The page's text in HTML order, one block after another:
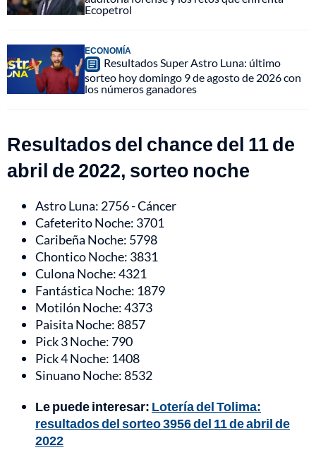
Ecopetrol
ECONOMÍA
Resultados Super Astro Luna: último
sorteo hoy domingo 9 de agosto de 2026 con
los números ganadores
Resultados del chance del 11 de
abril de 2022, sorteo noche
Astro Luna: 2756 - Cáncer
Cafeterito Noche: 3701
Caribeña Noche: 5798
Chontico Noche: 3831
Culona Noche: 4321
Fantástica Noche: 1879
Motilón Noche: 4373
Paisita Noche: 8857
Pick 3 Noche: 790
Pick 4 Noche: 1408
Sinuano Noche: 8532
Le puede interesar: Lotería del Tolima:
resultados del sorteo 3956 del 11 de abril de
2022